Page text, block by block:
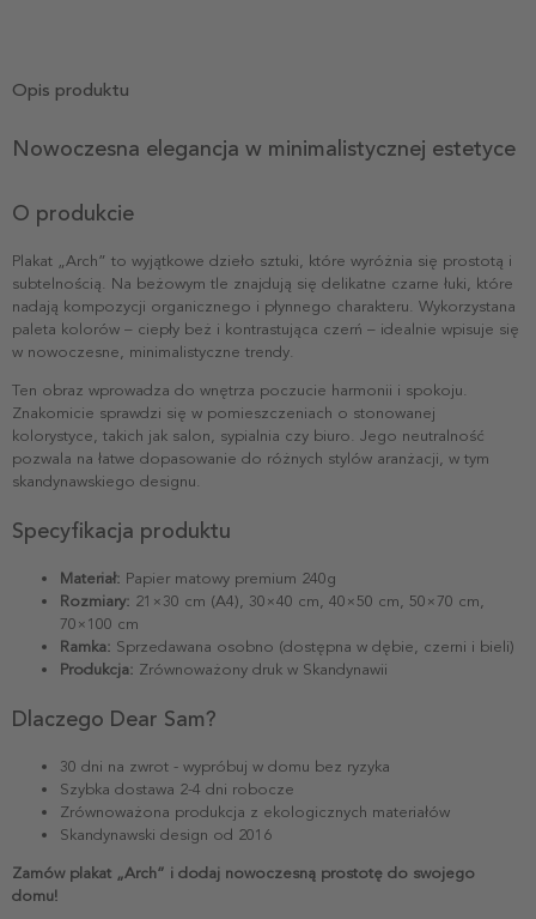
Opis produktu
Nowoczesna elegancja w minimalistycznej estetyce
O produkcie
Plakat „Arch” to wyjątkowe dzieło sztuki, które wyróżnia się prostotą i
subtelnością. Na beżowym tle znajdują się delikatne czarne łuki, które
nadają kompozycji organicznego i płynnego charakteru. Wykorzystana
paleta kolorów – ciepły beż i kontrastująca czerń – idealnie wpisuje się
w nowoczesne, minimalistyczne trendy.
Ten obraz wprowadza do wnętrza poczucie harmonii i spokoju.
Znakomicie sprawdzi się w pomieszczeniach o stonowanej
kolorystyce, takich jak salon, sypialnia czy biuro. Jego neutralność
pozwala na łatwe dopasowanie do różnych stylów aranżacji, w tym
skandynawskiego designu.
Specyfikacja produktu
Materiał: Papier matowy premium 240g
Rozmiary: 21×30 cm (A4), 30×40 cm, 40×50 cm, 50×70 cm,
70×100 cm
Ramka: Sprzedawana osobno (dostępna w dębie, czerni i bieli)
Produkcja: Zrównoważony druk w Skandynawii
Dlaczego Dear Sam?
30 dni na zwrot - wypróbuj w domu bez ryzyka
Szybka dostawa 2-4 dni robocze
Zrównoważona produkcja z ekologicznych materiałów
Skandynawski design od 2016
Zamów plakat „Arch” i dodaj nowoczesną prostotę do swojego
domu!